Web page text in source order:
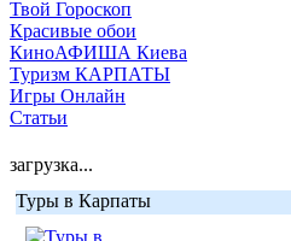
Твой Гороскоп
Красивые обои
КиноАФИША Киева
Туризм КАРПАТЫ
Игры Онлайн
Статьи
загрузка...
Туры в Карпаты